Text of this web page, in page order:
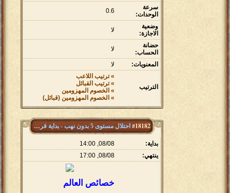
سرعة
الوحدات:
0.6
وضعية
الاجازة:
لا
حضانة
الحساب:
لا
المعنويات: لا
الترتيب
» ترتيب اللاعب
» ترتيب القبائل
» الخصوم المهزومين
» الخصوم المهزومين (قبائل)
#18182 احتلال مستوى 5 بدون نهب - بداية قريتين
بداية:
08/08, 14:00
ينتهي:
08/08, 17:00
خصائص العالم